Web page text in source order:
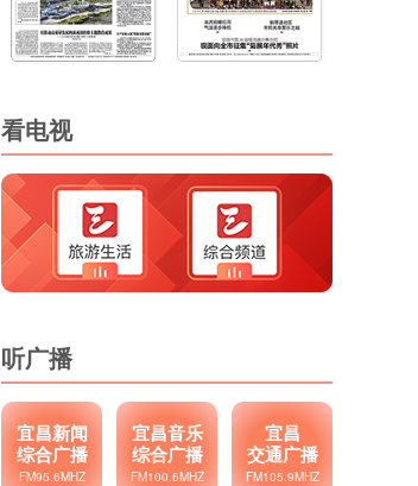
看电视
听广播
宜昌新闻
综合广播
FM95.6MHZ
宜昌音乐
综合广播
FM100.6MHZ
宜昌
交通广播
FM105.9MHZ